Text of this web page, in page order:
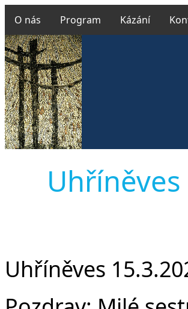
O nás Program Kázání
Uhříněves